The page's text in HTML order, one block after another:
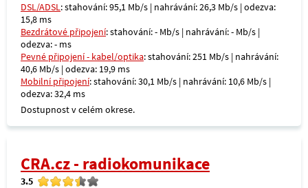
DSL/ADSL: stahování: 95,1 Mb/s | nahrávání: 26,3 Mb/s | odezva:
15,8 ms
Bezdrátové připojení: stahování: - Mb/s | nahrávání: - Mb/s |
odezva: - ms
Pevné připojení - kabel/optika: stahování: 251 Mb/s | nahrávání:
40,6 Mb/s | odezva: 19,9 ms
Mobilní připojení: stahování: 30,1 Mb/s | nahrávání: 10,6 Mb/s |
odezva: 32,4 ms
Dostupnost v celém okrese.
CRA.cz - radiokomunikace
3.5